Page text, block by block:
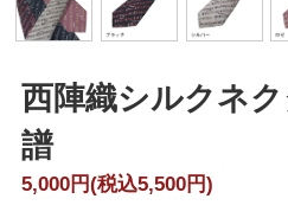
西陣織シルクネ
譜
5,000円(税込5,500円)